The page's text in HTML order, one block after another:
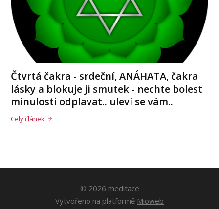
Čtvrtá čakra - srdeční, ANÁHATA, čakra
lásky a blokuje ji smutek - nechte bolest
minulosti odplavat.. uleví se vám..
Celý článek
© 2026 meditace
Vytvořeno na platformě Mioweb